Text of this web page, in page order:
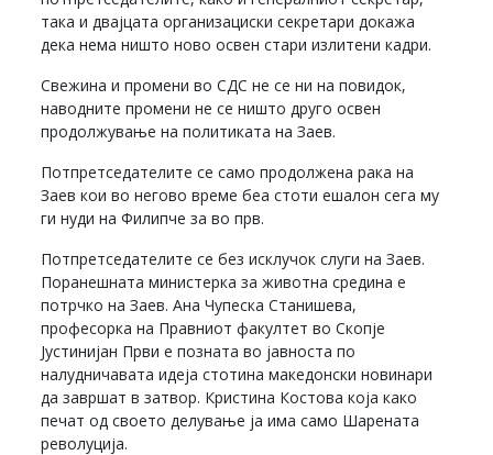
така и двајцата организациски секретари докажа
дека нема ништо ново освен стари излитени кадри.
Свежина и промени во СДС не се ни на повидок,
наводните промени не се ништо друго освен
продолжување на политиката на Заев.
Потпретседателите се само продолжена рака на
Заев кои во негово време беа стоти ешалон сега му
ги нуди на Филипче за во прв.
Потпретседателите се без исклучок слуги на Заев.
Поранешната министерка за животна средина е
потрчко на Заев. Ана Чупеска Станишева,
професорка на Правниот факултет во Скопје
Јустинијан Први е позната во јавноста по
налудничавата идеја стотина македонски новинари
да завршат в затвор. Кристина Костова која како
печат од своето делување ја има само Шарената
револуција.